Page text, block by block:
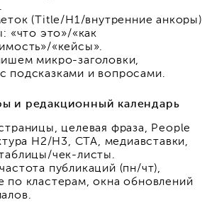
(Title/H1/внутренние анкоры)
«что это»/«как
«кейсы».
микро-заголовки,
подсказками и вопросами.
и редакционный календарь
целевая фраза, People
H2/H3, CTA, медиавставки,
чек-листы.
частота публикаций (пн/чт),
по кластерам, окна обновлений